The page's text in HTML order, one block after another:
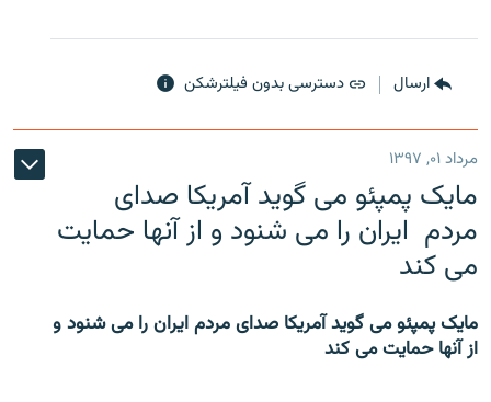
ارسال دسترسی بدون فیلترشکن
مرداد ۰۱, ۱۳۹۷
مایک پمپئو می گوید آمریکا صدای
مردم ایران را می شنود و از آنها حمایت
می کند
مایک پمپئو می گوید آمریکا صدای مردم ایران را می شنود و
از آنها حمایت می کند